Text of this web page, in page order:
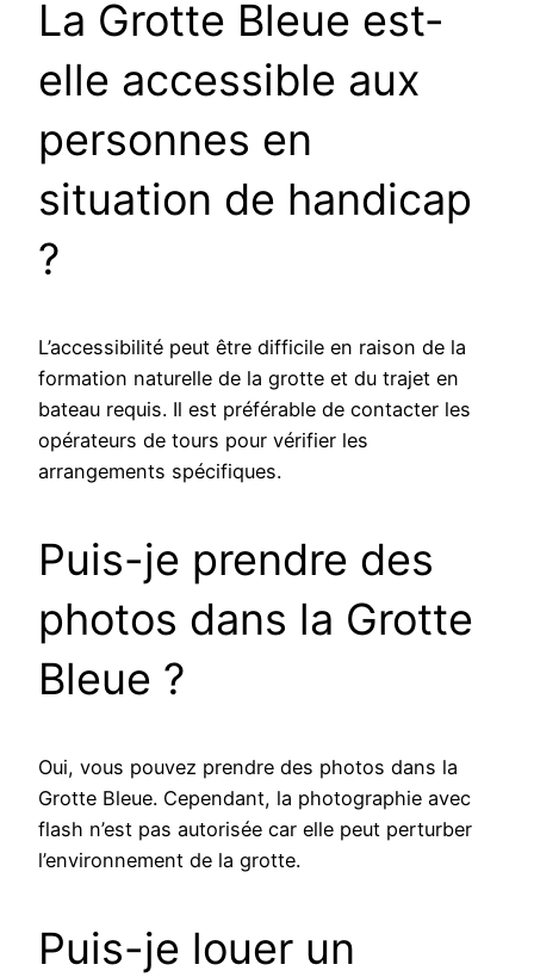
La Grotte Bleue est-
elle accessible aux
personnes en
situation de handicap
?
L’accessibilité peut être difficile en raison de la
formation naturelle de la grotte et du trajet en
bateau requis. Il est préférable de contacter les
opérateurs de tours pour vérifier les
arrangements spécifiques.
Puis-je prendre des
photos dans la Grotte
Bleue ?
Oui, vous pouvez prendre des photos dans la
Grotte Bleue. Cependant, la photographie avec
flash n’est pas autorisée car elle peut perturber
l’environnement de la grotte.
Puis-je louer un